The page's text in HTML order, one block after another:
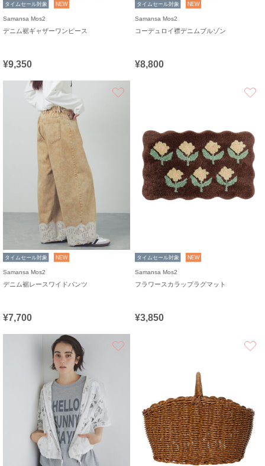
タイムセール対象 NEW
Samansa Mos2
デニム裾ギャザーワンピース
¥9,350
タイムセール対象 NEW
Samansa Mos2
コーデュロイ襟デニムブルゾン
¥8,800
タイムセール対象 NEW
Samansa Mos2
デニム裾レースワイドパンツ
¥7,700
タイムセール対象 NEW
Samansa Mos2
フラワースカラップラグマット
¥3,850